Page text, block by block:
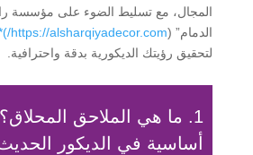
المجال، مع تسليط الضوء على مؤسسة
الدمام” (https://alsharqiyadecor.com/)**،
لتحقيق رؤيتك الديكورية بدقة واحترافية.
1. ما هي الملاحق
أساسية في الديكور